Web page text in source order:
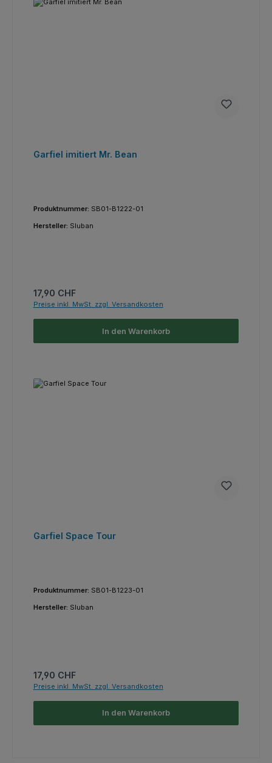
Garfiel imitiert Mr. Bean
Produktnummer: SB01-B1222-01
Hersteller: Sluban
Regulärer Preis:
17,90 CHF
Preise inkl. MwSt. zzgl. Versandkosten
In den Warenkorb
Garfiel Space Tour
Produktnummer: SB01-B1223-01
Hersteller: Sluban
Regulärer Preis:
17,90 CHF
Preise inkl. MwSt. zzgl. Versandkosten
In den Warenkorb